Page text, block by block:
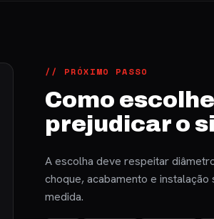
// PRÓXIMO PASSO
Como
prejudicar o
A escolha deve respeitar
choque, acabamento e
medida.